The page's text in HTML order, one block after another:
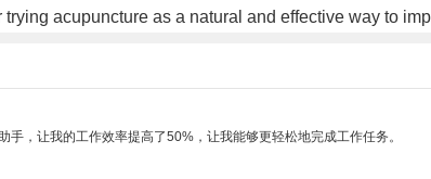
trying acupuncture as a natural and effective way to
手，让我的工作效率提高了50%，让我能够更轻松地完成工作任务。